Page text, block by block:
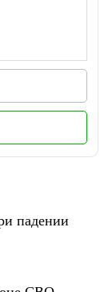
падении